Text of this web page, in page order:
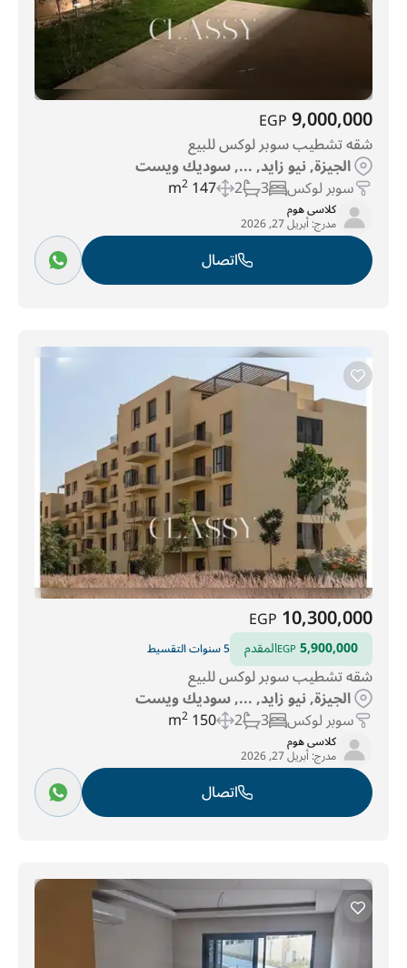
9,000,000
EGP
شقه تشطيب سوبر لوكس للبيع
الجيزة, نيو زايد, ..., سوديك ويست
سوبر لوكس 3
2
147 m
2
كلاسى هوم
مدرج:أبريل 27, 2026
اتصال
10,300,000
EGP
5,900,000
EGPالمقدم 5 سنوات التقسيط
شقه تشطيب سوبر لوكس للبيع
الجيزة, نيو زايد, ..., سوديك ويست
سوبر لوكس 3
2
150 m
2
كلاسى هوم
مدرج:أبريل 27, 2026
اتصال